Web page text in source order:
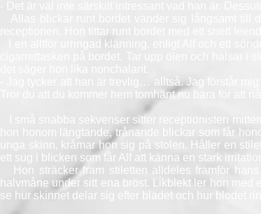
receptionen. Hon tittar runt bordet med ett snett
I en alltför urringad klänning, enligt Alf och ett
cigarrettasken på bordet. Tar upp ölen och halsar i
- Jag tycker att han är trevlig… alltså. Jag förstår
Tror du att du kommer hem tomhänt nu bara för att
I små snabba sekvenser sitter receptionisten
hon honom längtande, trånande blickar som får
unga skinn, kråmar hon sig på stolen. Håller en
ett sug i blicken som får Alf att känna en stark irritation.
Hon sträcker fram stiletten alldeles framför
halvmåne under sitt ena bröst. Likblekt ler hon
se hur skinnet delar sig efter bladet och hur blodet